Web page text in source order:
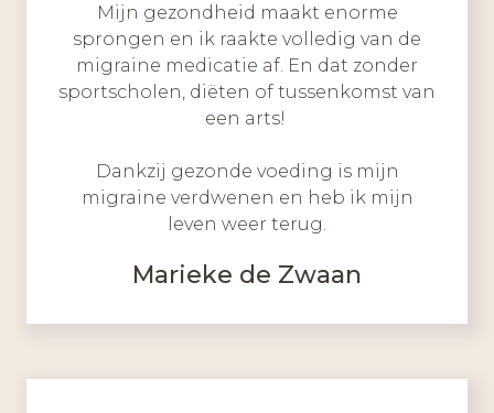
Mijn gezondheid maakt enorme
sprongen en ik raakte volledig van de
migraine medicatie af. En dat zonder
sportscholen, diëten of tussenkomst van
een arts!
Dankzij gezonde voeding is mijn
migraine verdwenen en heb ik mijn
leven weer terug.
Marieke de Zwaan